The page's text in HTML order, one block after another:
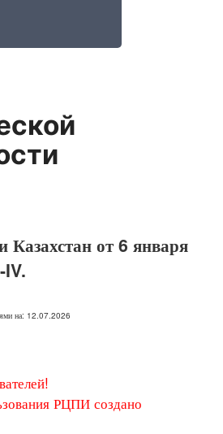
Казахстан от 6 января
на: 12.07.2026
РЦПИ создано